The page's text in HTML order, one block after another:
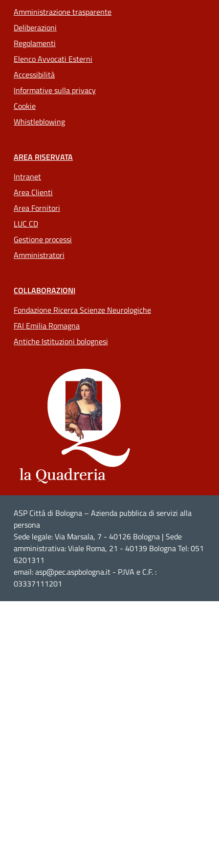
Amministrazione trasparente
Deliberazioni
Regolamenti
Elenco Avvocati Esterni
Accessibilità
Informative sulla privacy
Cookie
Whistleblowing
AREA RISERVATA
Intranet
Area Clienti
Area Fornitori
LUC CD
Gestione processi
Amministratori
COLLABORAZIONI
Fondazione Ricerca Scienze Neurologiche
FAI Emilia Romagna
Antiche Istituzioni bolognesi
ASP Città di Bologna – Azienda pubblica di servizi alla
persona
Sede legale: Via Marsala, 7 - 40126 Bologna | Sede
amministrativa: Viale Roma, 21 - 40139 Bologna Tel: 051
6201311
email: asp@pec.aspbologna.it - P.IVA e C.F. :
03337111201